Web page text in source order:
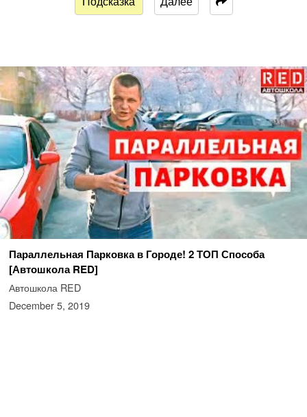
Параллельная Парковка в Городе! 2 ТОП Способа
[Автошкола RED]
Автошкола RED
December 5, 2019